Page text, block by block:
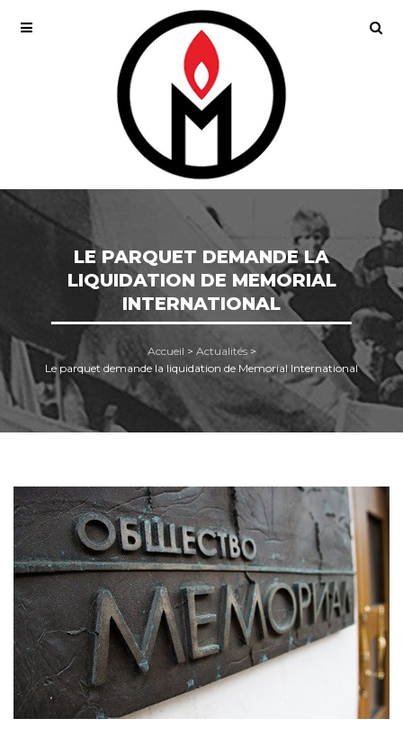
LE PARQUET DEMANDE LA
LIQUIDATION DE MEMORIAL
INTERNATIONAL
Accueil > Actualités>
Le parquet demande la liquidation de Memorial International